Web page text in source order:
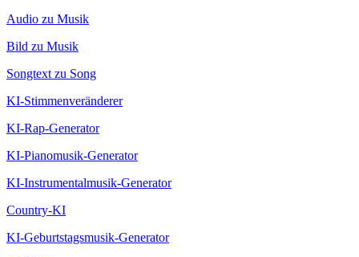
Audio zu Musik
Bild zu Musik
Songtext zu Song
KI-Stimmenveränderer
KI-Rap-Generator
KI-Pianomusik-Generator
KI-Instrumentalmusik-Generator
Country-KI
KI-Geburtstagsmusik-Generator